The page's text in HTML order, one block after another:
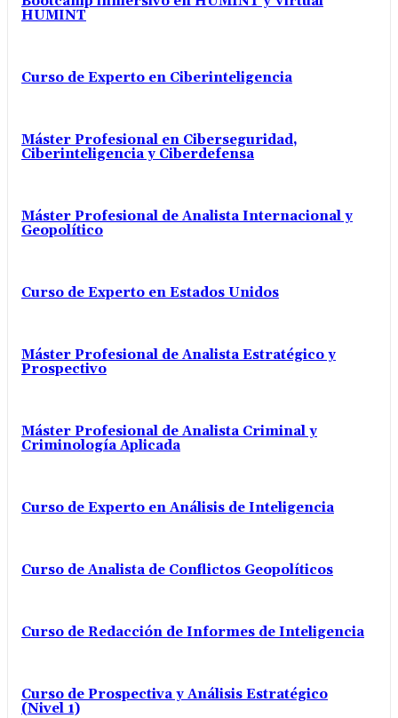
HUMINT
Curso de Experto en Ciberinteligencia
Máster Profesional en Ciberseguridad,
Ciberinteligencia y Ciberdefensa
Máster Profesional de Analista Internacional y
Geopolítico
Curso de Experto en Estados Unidos
Máster Profesional de Analista Estratégico y
Prospectivo
Máster Profesional de Analista Criminal y
Criminología Aplicada
Curso de Experto en Análisis de Inteligencia
Curso de Analista de Conflictos Geopolíticos
Curso de Redacción de Informes de Inteligencia
Curso de Prospectiva y Análisis Estratégico
(Nivel 1)